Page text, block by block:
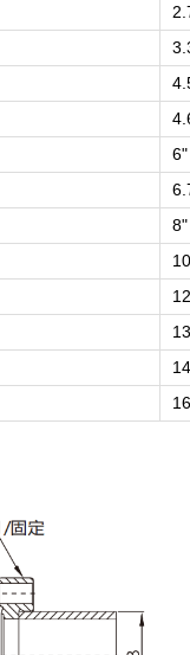
6"
8"
12